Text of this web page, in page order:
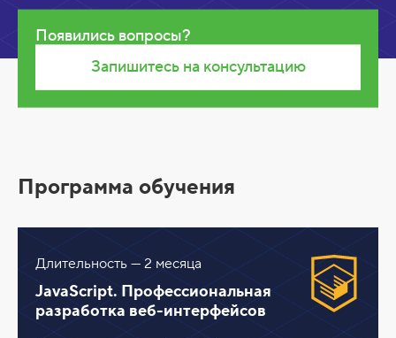
Появились вопросы?
Запишитесь на консультацию
Программа обучения
Длительность — 2 месяца
JavaScript. Профессиональная
разработка веб-интерфейсов